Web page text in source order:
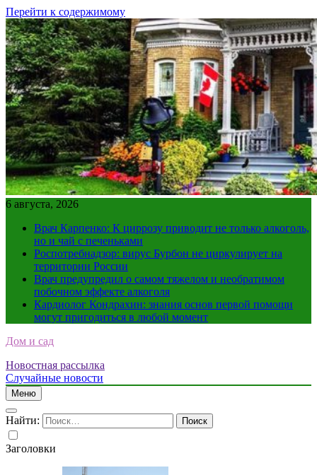
Перейти к содержимому
6 августа, 2026
Врач Карпенко: К циррозу приводит не только алкоголь,
но и чай с печеньками
Роспотребнадзор: вирус Бурбон не циркулирует на
территории России
Врач предупредил о самом тяжелом и необратимом
побочном эффекте алкоголя
Кардиолог Кондрахин: знания основ первой помощи
могут пригодиться в любой момент
Дом и сад
Новостная рассылка
Случайные новости
Меню
Найти:
Заголовки